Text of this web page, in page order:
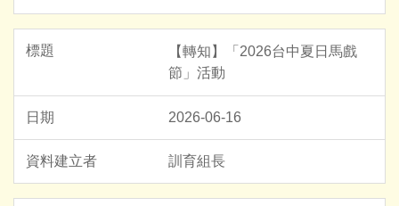
【轉知】「2026台中夏日馬戲
節」活動
2026-06-16
訓育組長